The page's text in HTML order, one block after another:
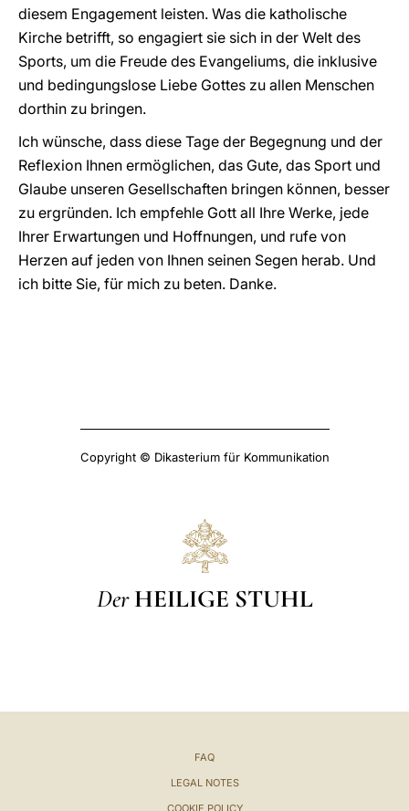
diesem Engagement leisten. Was die katholische
Kirche betrifft, so engagiert sie sich in der Welt des
Sports, um die Freude des Evangeliums, die inklusive
und bedingungslose Liebe Gottes zu allen Menschen
dorthin zu bringen.
Ich wünsche, dass diese Tage der Begegnung und der
Reflexion Ihnen ermöglichen, das Gute, das Sport und
Glaube unseren Gesellschaften bringen können, besser
zu ergründen. Ich empfehle Gott all Ihre Werke, jede
Ihrer Erwartungen und Hoffnungen, und rufe von
Herzen auf jeden von Ihnen seinen Segen herab. Und
ich bitte Sie, für mich zu beten. Danke.
Copyright © Dikasterium für Kommunikation
Der HEILIGE STUHL
FAQ
LEGAL NOTES
COOKIE POLICY